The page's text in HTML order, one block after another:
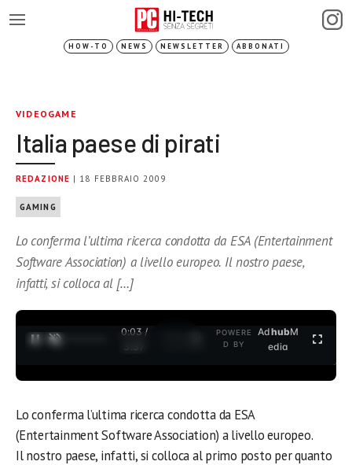
HOW-TO NEWS NEWSLETTER ABBONATI
VIDEOGAME
Italia paese di pirati
REDAZIONE | 18 FEBBRAIO 2009
GAMING
Lo conferma l’ultima ricerca condotta da ESA (Entertainment
Software Association) a livello europeo. Il nostro paese,
infatti, si colloca al […]
0:03 /
3:37
POWERE
D BY
AdhubM
edia
Lo conferma l’ultima ricerca condotta da ESA
(Entertainment Software Association) a livello europeo.
Il nostro paese, infatti, si colloca al primo posto per quanto